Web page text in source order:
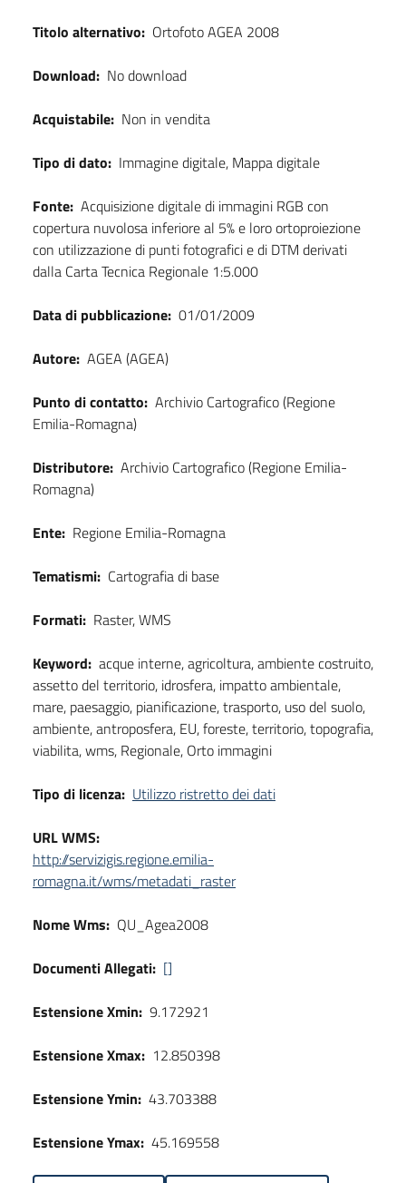
Titolo alternativo: Ortofoto AGEA 2008
Download: No download
Acquistabile: Non in vendita
Tipo di dato: Immagine digitale, Mappa digitale
Fonte: Acquisizione digitale di immagini RGB con
copertura nuvolosa inferiore al 5% e loro ortoproiezione
con utilizzazione di punti fotografici e di DTM derivati
dalla Carta Tecnica Regionale 1:5.000
Data di pubblicazione: 01/01/2009
Autore: AGEA (AGEA)
Punto di contatto: Archivio Cartografico (Regione
Emilia-Romagna)
Distributore: Archivio Cartografico (Regione Emilia-
Romagna)
Ente: Regione Emilia-Romagna
Tematismi: Cartografia di base
Formati: Raster, WMS
Keyword: acque interne, agricoltura, ambiente costruito,
assetto del territorio, idrosfera, impatto ambientale,
mare, paesaggio, pianificazione, trasporto, uso del suolo,
ambiente, antroposfera, EU, foreste, territorio, topografia,
viabilita, wms, Regionale, Orto immagini
Tipo di licenza: Utilizzo ristretto dei dati
URL WMS:
http://servizigis.regione.emilia-
romagna.it/wms/metadati_raster
Nome Wms: QU_Agea2008
Documenti Allegati: []
Estensione Xmin: 9.172921
Estensione Xmax: 12.850398
Estensione Ymin: 43.703388
Estensione Ymax: 45.169558